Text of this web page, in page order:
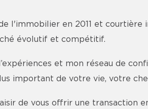
l'immobilier en 2011 et
évolutif et compétitif.
et mon réseau de
important de votre vie, votre
de vous offrir une transaction